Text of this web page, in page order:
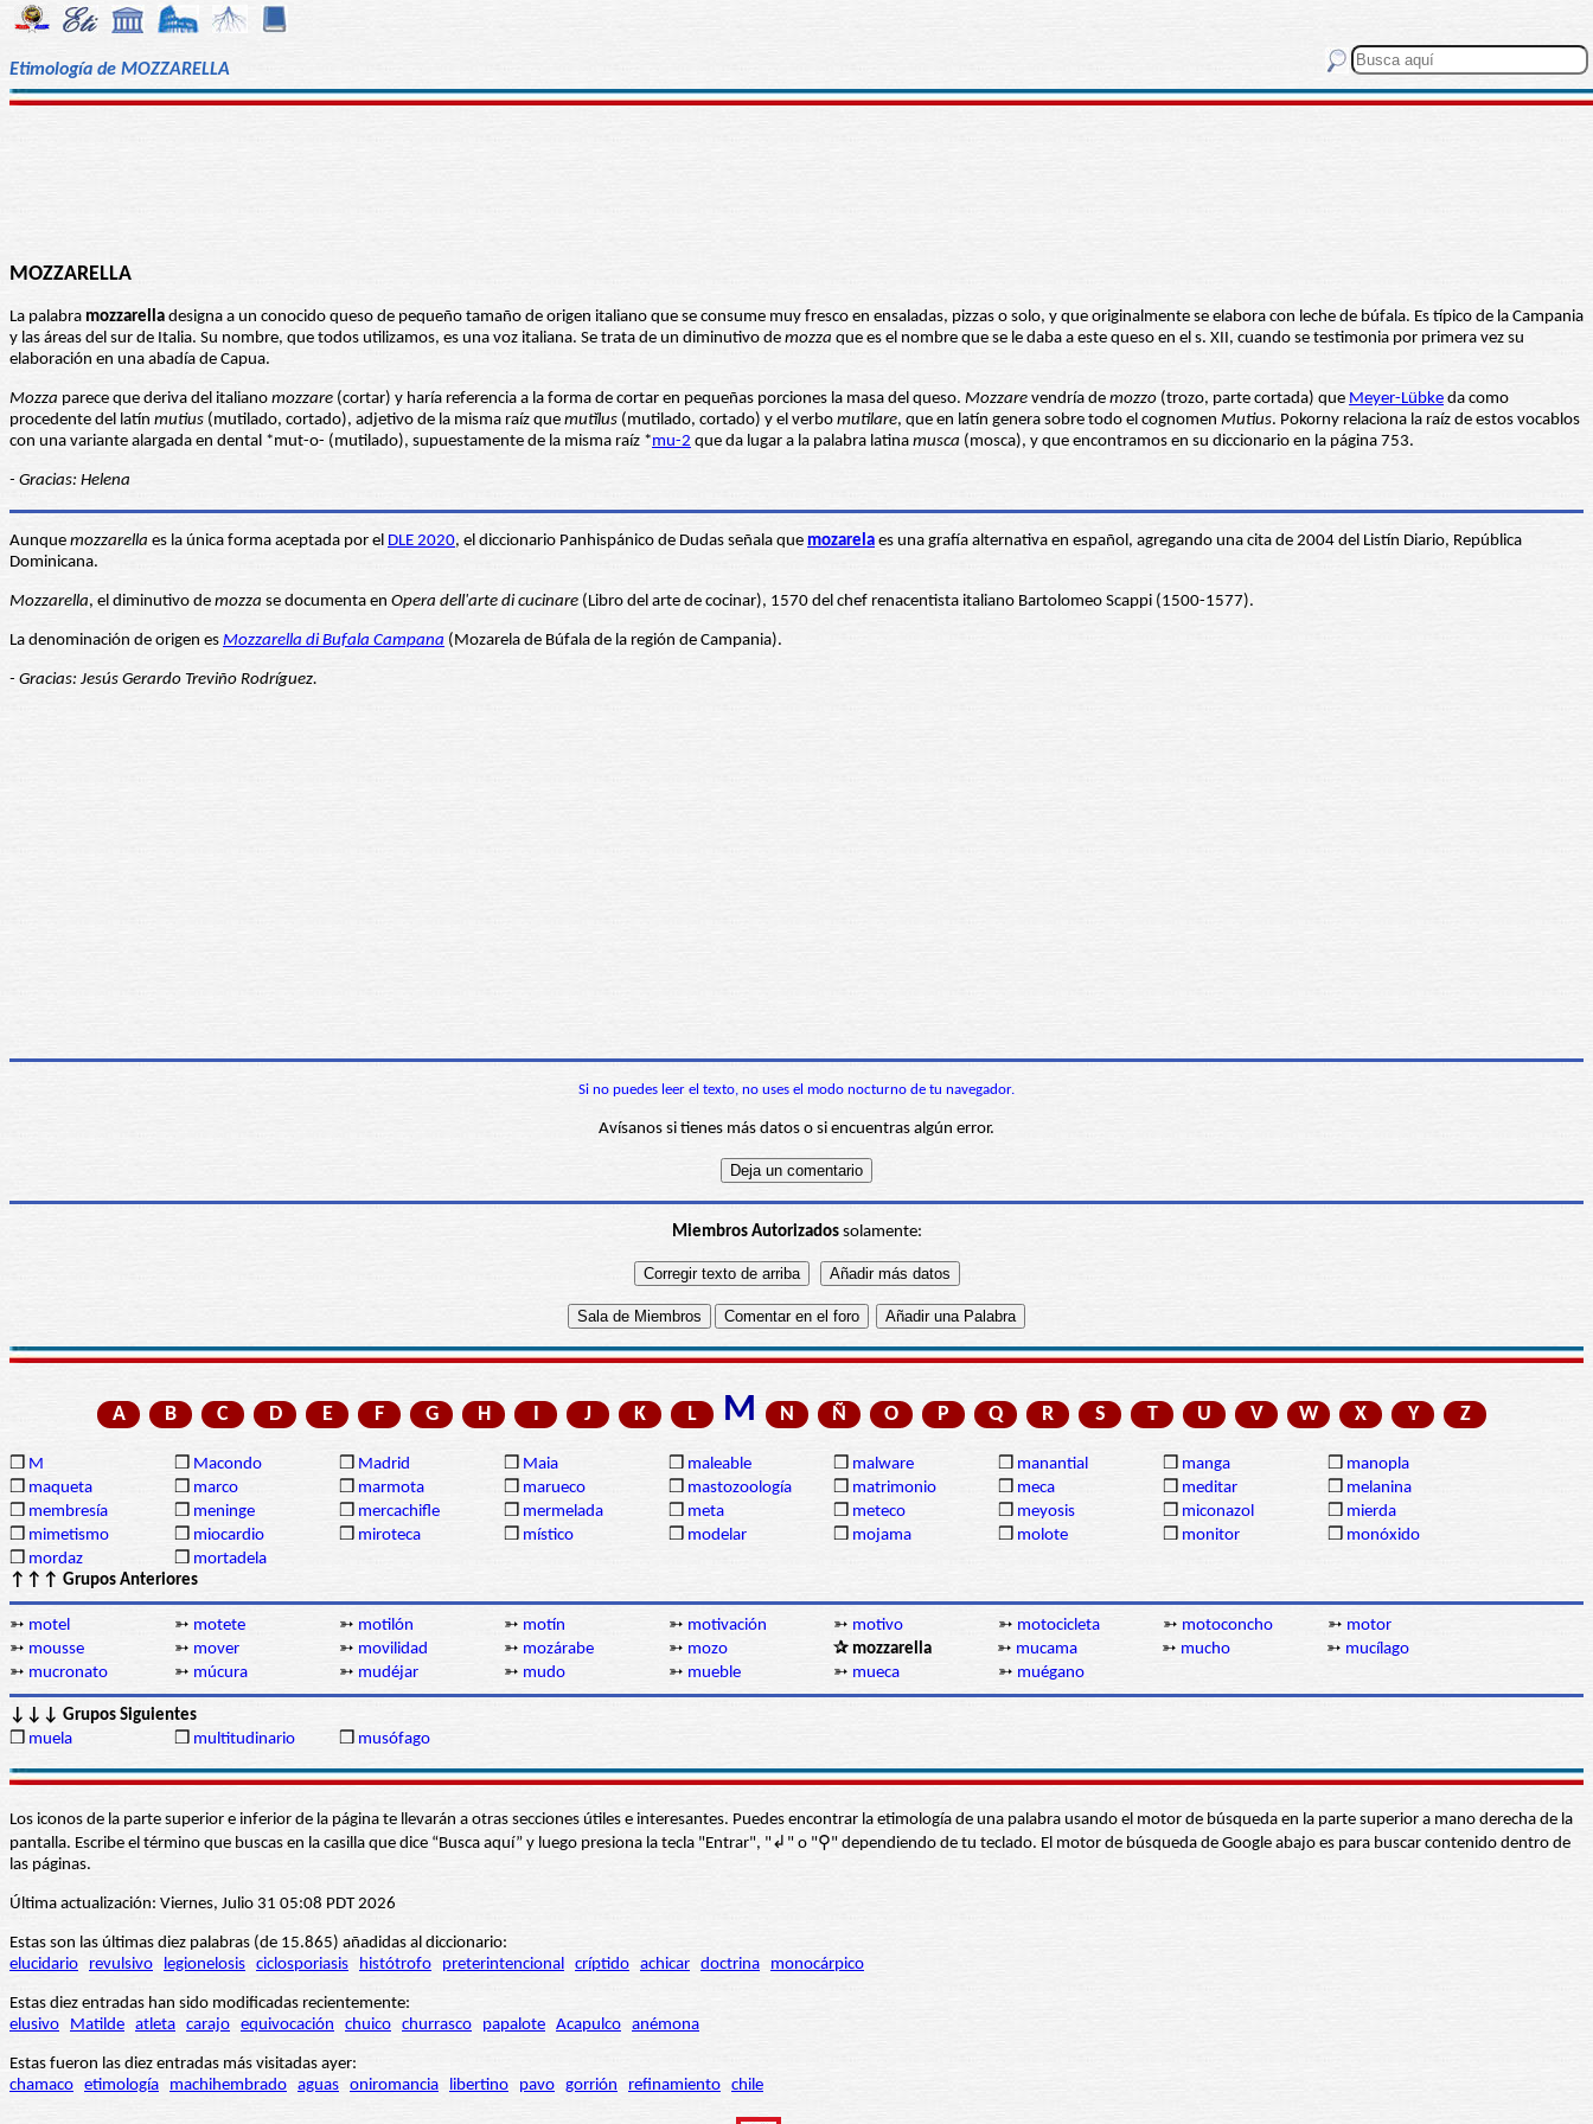
Etimología de MOZZARELLA
MOZZARELLA
La palabra mozzarella designa a un conocido queso de pequeño tamaño de origen italiano que se consume muy fresco en ensaladas, pizzas o solo, y que originalmente se elabora con leche de búfala. Es típico de la Campania
y las áreas del sur de Italia. Su nombre, que todos utilizamos, es una voz italiana. Se trata de un diminutivo de mozza que es el nombre que se le daba a este queso en el s. XII, cuando se testimonia por primera vez su
elaboración en una abadía de Capua.
Mozza parece que deriva del italiano mozzare (cortar) y haría referencia a la forma de cortar en pequeñas porciones la masa del queso. Mozzare vendría de mozzo (trozo, parte cortada) que Meyer-Lübke da como
procedente del latín mutius (mutilado, cortado), adjetivo de la misma raíz que mutĭlus (mutilado, cortado) y el verbo mutilare, que en latín genera sobre todo el cognomen Mutius. Pokorny relaciona la raíz de estos vocablos
con una variante alargada en dental *mut-o- (mutilado), supuestamente de la misma raíz *mu-2 que da lugar a la palabra latina musca (mosca), y que encontramos en su diccionario en la página 753.
- Gracias: Helena
Aunque mozzarella es la única forma aceptada por el DLE 2020, el diccionario Panhispánico de Dudas señala que mozarela es una grafía alternativa en español, agregando una cita de 2004 del Listín Diario, República
Dominicana.
Mozzarella, el diminutivo de mozza se documenta en Opera dell'arte di cucinare (Libro del arte de cocinar), 1570 del chef renacentista italiano Bartolomeo Scappi (1500-1577).
La denominación de origen es Mozzarella di Bufala Campana (Mozarela de Búfala de la región de Campania).
- Gracias: Jesús Gerardo Treviño Rodríguez.
Si no puedes leer el texto, no uses el modo nocturno de tu navegador.
Avísanos si tienes más datos o si encuentras algún error.
Miembros Autorizadossolamente:
A B C D E F G H I J K L M N Ñ O P Q R S T U V W X Y Z
❒ M ❒ Macondo ❒ Madrid ❒ Maia ❒ maleable ❒ malware ❒ manantial ❒ manga ❒ manopla
❒ maqueta ❒ marco ❒ marmota ❒ marueco ❒ mastozoología ❒ matrimonio ❒ meca ❒ meditar ❒ melanina
❒ membresía ❒ meninge ❒ mercachifle ❒ mermelada ❒ meta ❒ meteco ❒ meyosis ❒ miconazol ❒ mierda
❒ mimetismo ❒ miocardio ❒ miroteca ❒ místico ❒ modelar ❒ mojama ❒ molote ❒ monitor ❒ monóxido
❒ mordaz ❒ mortadela
↑↑↑ Grupos Anteriores
➳ motel ➳ motete ➳ motilón ➳ motín ➳ motivación ➳ motivo ➳ motocicleta ➳ motoconcho ➳ motor
➳ mousse ➳ mover ➳ movilidad ➳ mozárabe ➳ mozo ✰ mozzarella ➳ mucama ➳ mucho ➳ mucílago
➳ mucronato ➳ múcura ➳ mudéjar ➳ mudo ➳ mueble ➳ mueca ➳ muégano
↓↓↓ Grupos Siguientes
❒ muela ❒ multitudinario ❒ musófago
Los iconos de la parte superior e inferior de la página te llevarán a otras secciones útiles e interesantes. Puedes encontrar la etimología de una palabra usando el motor de búsqueda en la parte superior a mano derecha de la
pantalla. Escribe el término que buscas en la casilla que dice “Busca aquí” y luego presiona la tecla "Entrar", "↲" o "⚲" dependiendo de tu teclado. El motor de búsqueda de Google abajo es para buscar contenido dentro de
las páginas.
Última actualización: Viernes, Julio 31 05:08 PDT 2026
Estas son las últimas diez palabras (de 15.865) añadidas al diccionario:
elucidario
revulsivo legionelosis ciclosporiasis histótrofo preterintencional críptido achicar doctrina monocárpico
Estas diez entradas han sido modificadas recientemente:
elusivo
Matilde atleta carajo equivocación chuico churrasco papalote Acapulco anémona
Estas fueron las diez entradas más visitadas ayer:
chamaco etimología machihembrado aguas oniromancia libertino pavo gorrión refinamiento chile